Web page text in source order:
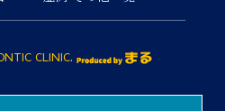
CLINIC.